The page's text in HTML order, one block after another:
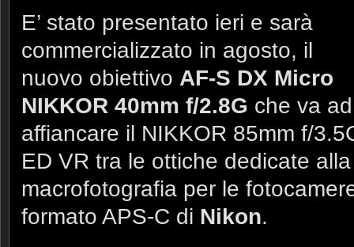
E’ stato presentato ieri e sarà
commercializzato in agosto, il
nuovo obiettivo AF-S DX Micro
NIKKOR 40mm f/2.8G che va ad
affiancare il NIKKOR 85mm f/
ED VR tra le ottiche dedicate alla
macrofotografia per le
formato APS-C di Nikon.